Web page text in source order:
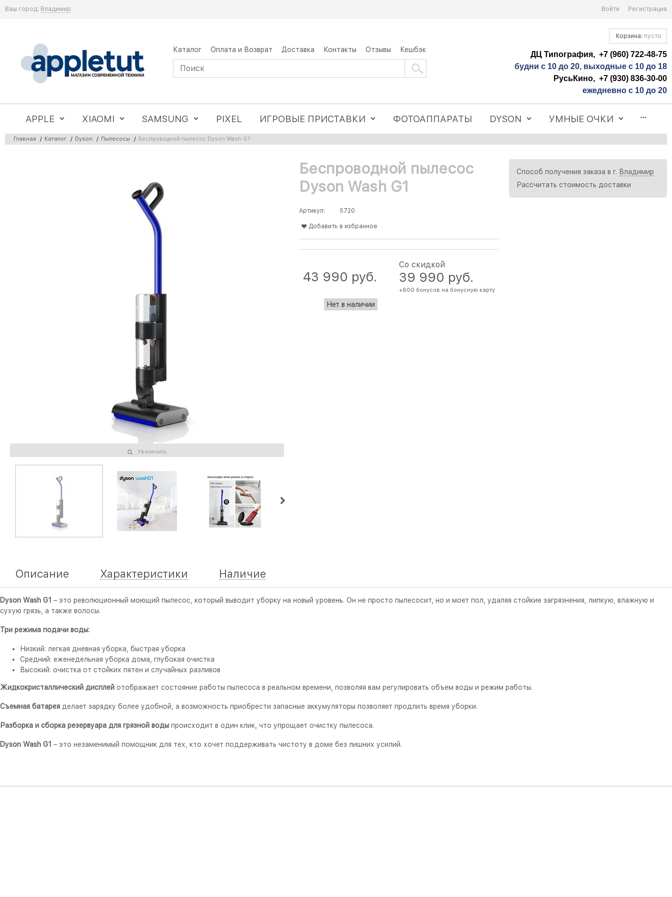
Ваш город: Владимир Войти Регистрация
Каталог Оплата и Возврат Доставка Контакты Отзывы Кешбэк
Корзина: пусто
ДЦ Типография, +7 (960) 722-48-75
будни с 10 до 20, выходные с 10 до 18
РусьКино, +7 (930) 836-30-00
ежедневно с 10 до 20
APPLE XIAOMI SAMSUNG PIXEL ИГРОВЫЕ ПРИСТАВКИ ФОТОАППАРАТЫ DYSON УМНЫЕ ОЧКИ
Главная / Каталог / Dyson / Пылесосы / Беспроводной пылесос Dyson Wash G1
Увеличить
Беспроводной пылесос
Dyson Wash G1
Артикул: 5720
Добавить в избранное
39 990 руб.
+600 бонусов на бонусную карту
Со скидкой
43 990 руб.
Нет в наличии
Способ получения заказа в г. Владимир
Рассчитать стоимость доставки
Описание Характеристики Наличие
Dyson Wash G1 – это революционный моющий пылесос, который выводит уборку на новый уровень. Он не просто пылесосит, но и моет пол, удаляя стойкие загрязнения, липкую, влажную и
сухую грязь, а также волосы.
Три режима подачи воды:
Низкий: легкая дневная уборка, быстрая уборка
Средний: еженедельная уборка дома, глубокая очистка
Высокий: очистка от стойких пятен и случайных разливов
Жидкокристаллический дисплей отображает состояние работы пылесоса в реальном времени, позволяя вам регулировать объем воды и режим работы.
Съемная батарея делает зарядку более удобной, а возможность приобрести запасные аккумуляторы позволяет продлить время уборки.
Разборка и сборка резервуара для грязной воды происходит в один клик, что упрощает очистку пылесоса.
Dyson Wash G1 – это незаменимый помощник для тех, кто хочет поддерживать чистоту в доме без лишних усилий.